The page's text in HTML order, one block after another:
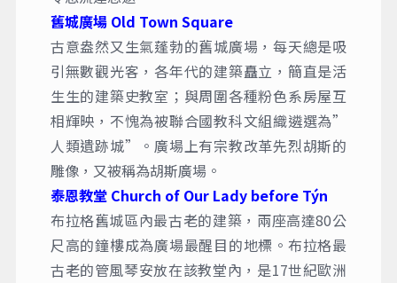
舊城廣場 Old Town Square
古意盎然又生氣蓬勃的舊城廣場，每天總是吸
引無數觀光客，各年代的建築矗立，簡直是活
生生的建築史教室；與周圍各種粉色系房屋互
相輝映，不愧為被聯合國教科文組織遴選為”
人類遺跡城”。廣場上有宗教改革先烈胡斯的
雕像，又被稱為胡斯廣場。
泰恩教堂 Church of Our Lady before Týn
布拉格舊城區內最古老的建築，兩座高達80公
尺高的鐘樓成為廣場最醒目的地標。布拉格最
古老的管風琴安放在該教堂內，是17世紀歐洲